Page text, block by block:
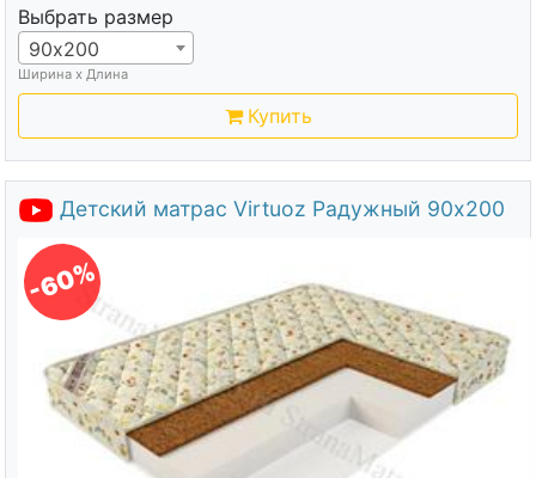
Выбрать размер
90х200
Ширина х Длина
Купить
Детский матрас Virtuoz Радужный 90х200
-60%